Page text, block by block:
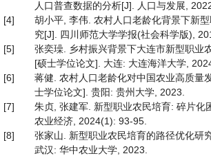
人口普查数据的分析[J]. 人口与发展,
[4]
胡小平, 李伟. 农村人口老龄化背景下新
究[J]. 四川师范大学学报(社会科学版),
[5]
张奕璪. 乡村振兴背景下大连市新型职业
[硕士学位论文]. 大连: 大连海洋大学,
[6]
蒋健. 农村人口老龄化对中国农业高质量
士学位论文]. 贵阳: 贵州大学, 2023.
[7]
朱贞, 张建军. 新型职业农民培育: 碎片化
农业经济, 2024(1): 93-95.
[8]
张家山. 新型职业农民培育的路径优化研
武汉: 华中农业大学, 2023.